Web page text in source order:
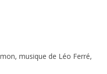
musique de Léo Ferré,